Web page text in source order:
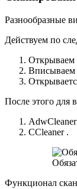
Разнообразные
Действуем по
Открываем
Вписываем
После этого для
CCleaner .
Функционал